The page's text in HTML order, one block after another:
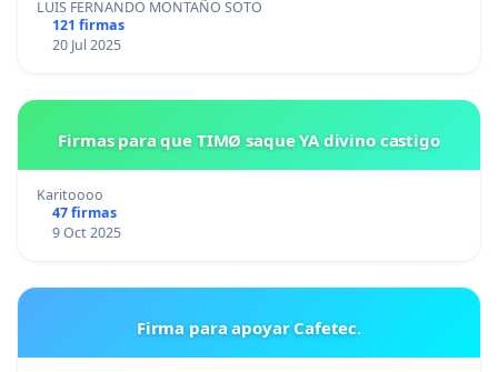
LUIS FERNANDO MONTAÑO SOTO
121 firmas
20 Jul 2025
Firmas para que TIMØ saque YA divino castigo
Karitoooo
47 firmas
9 Oct 2025
Firma para apoyar Cafetec.